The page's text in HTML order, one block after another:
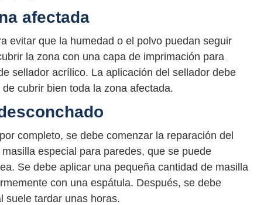
afectada
evitar que la humedad o el polvo puedan seguir
la zona con una capa de imprimación para
sellador acrílico. La aplicación del sellador debe
cubrir bien toda la zona afectada.
completo, se debe comenzar la reparación del
especial para paredes, que se puede
Se debe aplicar una pequeña cantidad de masilla
con una espátula. Después, se debe
suele tardar unas horas.